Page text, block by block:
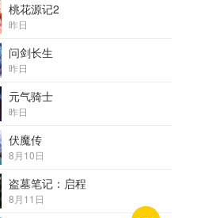
桃花源记2
昨日
问剑长生
昨日
元气骑士
昨日
伏魔传
8月10日
盗墓笔记：启程
8月11日